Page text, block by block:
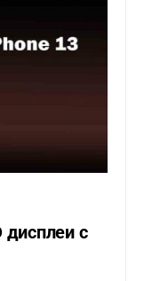
дисплеи с